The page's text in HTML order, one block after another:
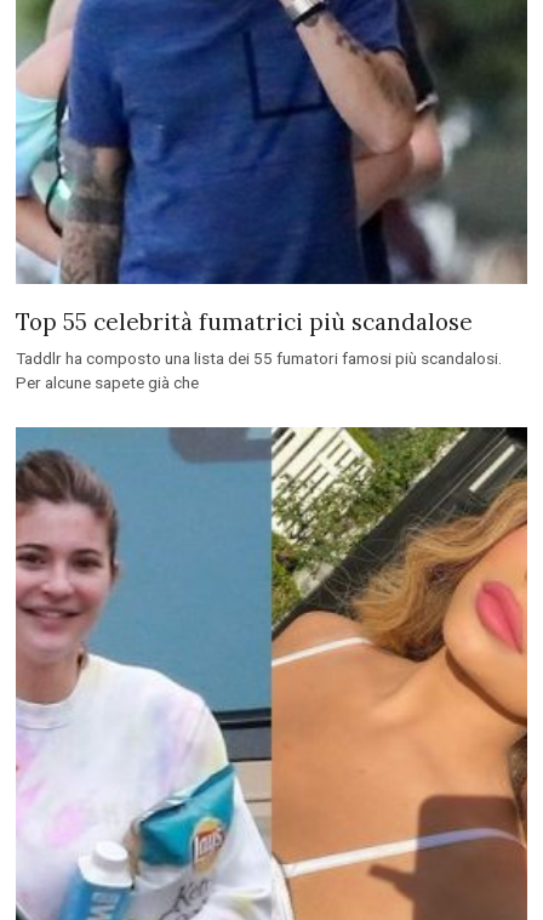
Top 55 celebrità fumatrici più scandalose
Taddlr ha composto una lista dei 55 fumatori famosi più scandalosi.
Per alcune sapete già che